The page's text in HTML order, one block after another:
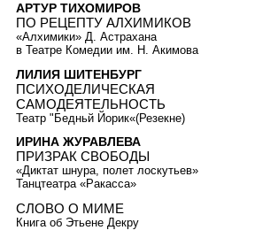
АРТУР ТИХОМИРОВ
ПО РЕЦЕПТУ АЛХИМИКОВ
«Алхимики» Д. Астрахана
в Театре Комедии им. Н. Акимова
ЛИЛИЯ ШИТЕНБУРГ
ПСИХОДЕЛИЧЕСКАЯ
САМОДЕЯТЕЛЬНОСТЬ
Театр "Бедньй Йорик«(Резекне)
ИРИНА ЖУРАВЛЕВА
ПРИЗРАК СВОБОДЫ
«Диктат шнура, полет лоскутьев»
Танцтеатра «Ракасса»
СЛОВО О МИМЕ
Книга об Этьене Декру